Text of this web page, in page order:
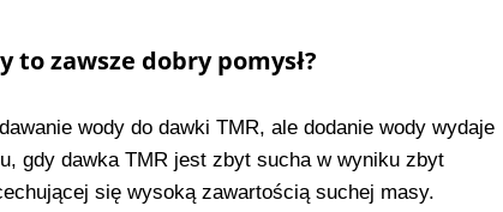
to zawsze dobry pomysł?
wody do dawki TMR, ale dodanie wody wydaje
gdy dawka TMR jest zbyt sucha w wyniku zbyt
się wysoką zawartością suchej masy.